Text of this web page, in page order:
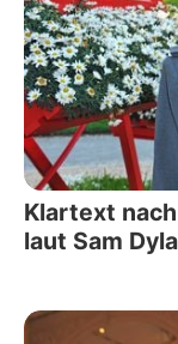
Klartext
laut Sam